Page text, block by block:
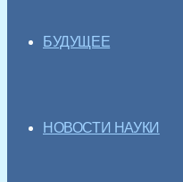
БУДУЩЕЕ
НОВОСТИ НАУКИ